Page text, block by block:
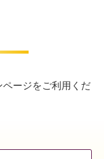
ージをご利用くだ